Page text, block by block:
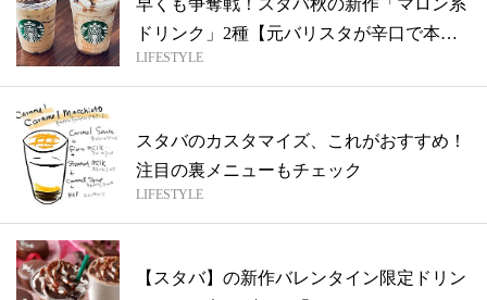
早くも争奪戦！スタバ秋の新作「マロン系
ドリンク」2種【元バリスタが辛口で本音
を語...
LIFESTYLE
スタバのカスタマイズ、これがおすすめ！
注目の裏メニューもチェック
LIFESTYLE
【スタバ】の新作バレンタイン限定ドリン